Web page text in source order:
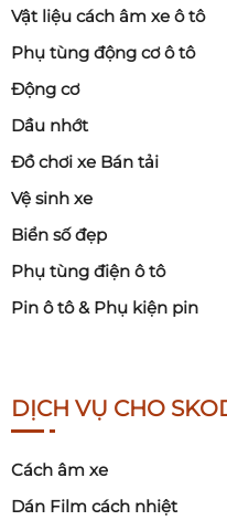
Vật liệu cách âm xe ô tô
Phụ tùng động cơ ô tô
Động cơ
Dầu nhớt
Đồ chơi xe Bán tải
Vệ sinh xe
Biển số đẹp
Phụ tùng điện ô tô
Pin ô tô & Phụ kiện pin
DỊCH VỤ CHO
Cách âm xe
Dán Film cách nhiệt